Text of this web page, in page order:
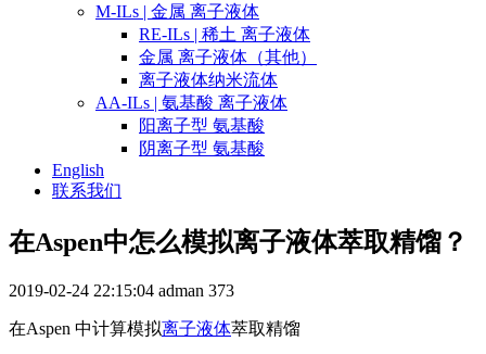
M-ILs | 金属 离子液体
RE-ILs | 稀土 离子液体
金属 离子液体（其他）
离子液体纳米流体
AA-ILs | 氨基酸 离子液体
阳离子型 氨基酸
阴离子型 氨基酸
English
联系我们
在Aspen中怎么模拟离子液体萃取精馏？
2019-02-24 22:15:04 adman 373
在Aspen 中计算模拟离子液体萃取精馏